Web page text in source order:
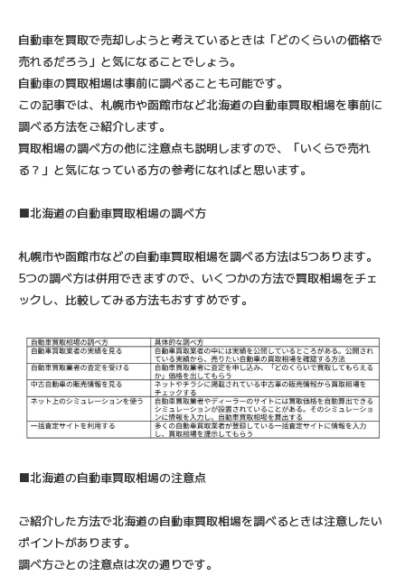
自動車を買取で売却しようと考えているときは「どのくらいの価格で
売れるだろう」と気になることでしょう。
自動車の買取相場は事前に調べることも可能です。
この記事では、札幌市や函館市など北海道の自動車買取相場を事前に
調べる方法をご紹介します。
買取相場の調べ方の他に注意点も説明しますので、「いくらで売れ
る？」と気になっている方の参考になればと思います。
■北海道の自動車買取相場の調べ方
札幌市や函館市などの自動車買取相場を調べる方法は5つあります。
5つの調べ方は併用できますので、いくつかの方法で買取相場をチェ
ックし、比較してみる方法もおすすめです。
■北海道の自動車買取相場の注意点
ご紹介した方法で北海道の自動車買取相場を調べるときは注意したい
ポイントがあります。
調べ方ごとの注意点は次の通りです。